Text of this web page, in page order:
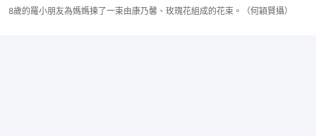
8歲的羅小朋友為媽媽揀了一束由康乃馨、玫瑰花組成的花束。（何穎賢攝）